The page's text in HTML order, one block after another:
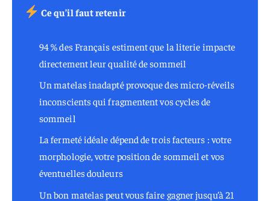
Ce qu’il faut retenir
94 % des Français estiment que la literie impacte
directement leur qualité de sommeil
Un matelas inadapté provoque des micro-réveils
inconscients qui fragmentent vos cycles de
sommeil
La fermeté idéale dépend de trois facteurs : votre
morphologie, votre position de sommeil et vos
éventuelles douleurs
Un bon matelas peut vous faire gagner jusqu’à 21